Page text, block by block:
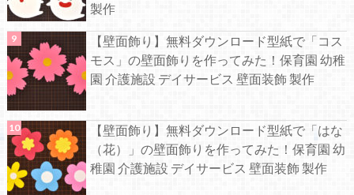
製作
【壁面飾り】無料ダウンロード型紙で「コス
モス」の壁面飾りを作ってみた！保育園 幼稚
園 介護施設 デイサービス 壁面装飾 製作
【壁面飾り】無料ダウンロード型紙で「はな
（花）」の壁面飾りを作ってみた！保育園 幼
稚園 介護施設 デイサービス 壁面装飾 製作